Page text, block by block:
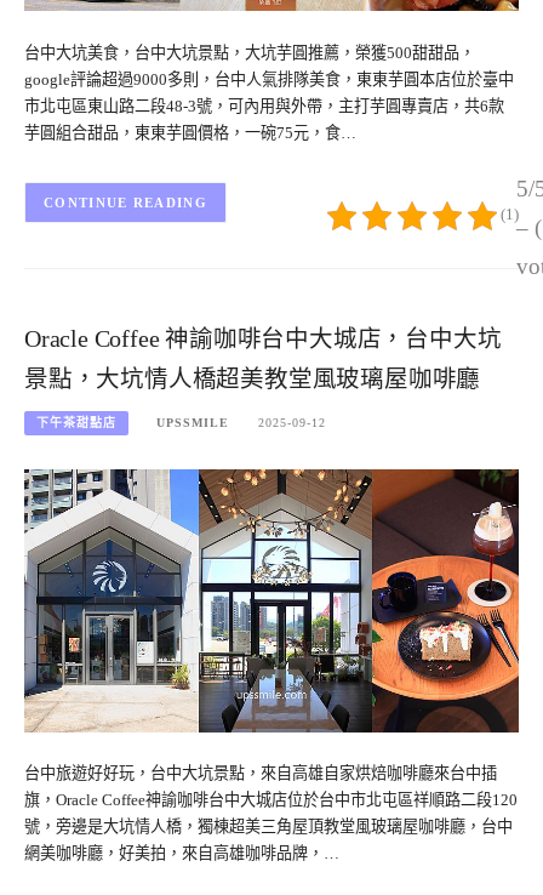
台中大坑美食，台中大坑景點，大坑芋圓推薦，榮獲500甜甜品，
google評論超過9000多則，台中人氣排隊美食，東東芋圓本店位於臺中
市北屯區東山路二段48-3號，可內用與外帶，主打芋圓專賣店，共6款
芋圓組合甜品，東東芋圓價格，一碗75元，食…
5/
–
(1)
CONTINUE READING
Oracle Coffee 神諭咖啡台中大城店，台中大坑
景點，大坑情人橋超美教堂風玻璃屋咖啡廳
下午茶甜點店 UPSSMILE 2025-09-12
台中旅遊好好玩，台中大坑景點，來自高雄自家烘焙咖啡廳來台中插
旗，Oracle Coffee神諭咖啡台中大城店位於台中市北屯區祥順路二段120
號，旁邊是大坑情人橋，獨棟超美三角屋頂教堂風玻璃屋咖啡廳，台中
網美咖啡廳，好美拍，來自高雄咖啡品牌，…